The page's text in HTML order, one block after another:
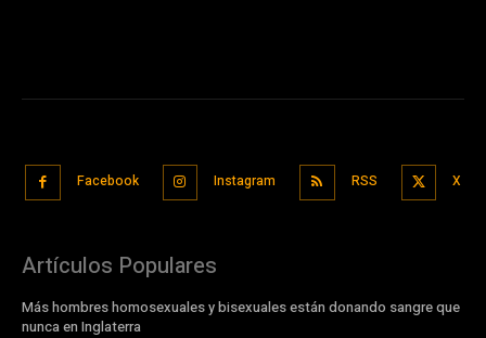
Facebook Instagram RSS X
Artículos Populares
Más hombres homosexuales y bisexuales están donando sangre que
nunca en Inglaterra